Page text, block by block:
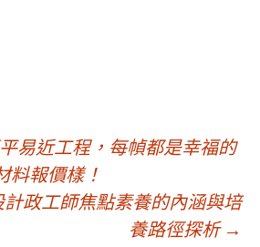
易近工程，每幀都是幸福的
料報價樣！
計政工師焦點素養的內涵與培
養路徑探析 →